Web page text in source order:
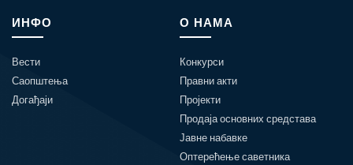
ИНФО
Вести
Саопштења
Догађаји
О НАМА
Конкурси
Правни акти
Пројекти
Продаја основних средстава
Јавне набавке
Оптерећење саветника